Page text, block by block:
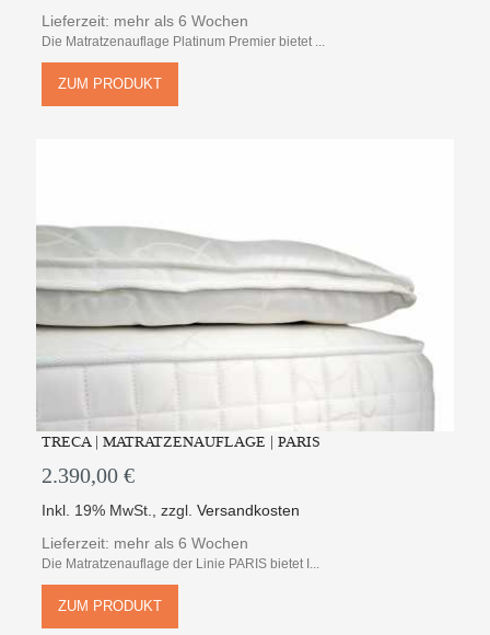
Lieferzeit: mehr als 6 Wochen
Die Matratzenauflage Platinum Premier bietet ...
ZUM PRODUKT
TRECA | MATRATZENAUFLAGE | PARIS
2.390,00 €
Inkl. 19% MwSt.,zzgl.Versandkosten
Lieferzeit: mehr als 6 Wochen
Die Matratzenauflage der Linie PARIS bietet I...
ZUM PRODUKT